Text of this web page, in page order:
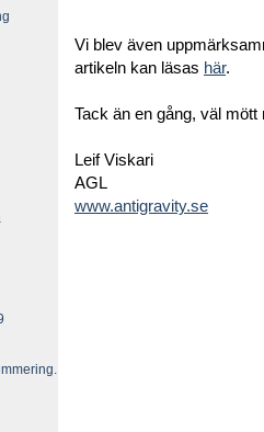
Vi blev även
artikeln kan läsas här.
Tack än en gång, väl
Leif Viskari
AGL
www.antigravity.se